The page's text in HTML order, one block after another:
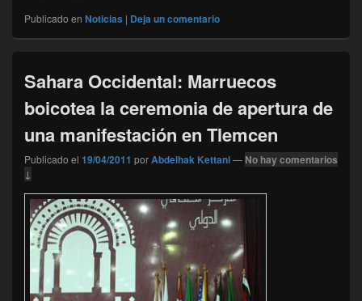
Publicado en Noticias | Deja un comentario
Sahara Occidental: Marruecos
boicotea la ceremonia de apertura de
una manifestación en Tlemcen
Publicado el 19/04/2011 porAbdelhak Kettani— No hay comentarios
↓